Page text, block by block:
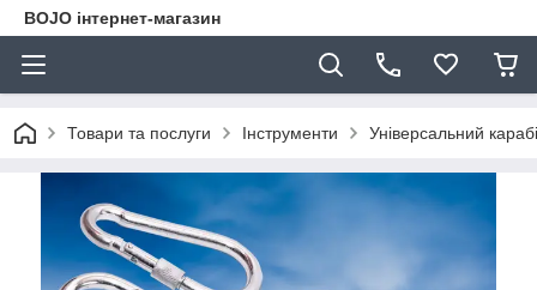
BOJO інтернет-магазин
Товари та послуги Інструменти Універсальний